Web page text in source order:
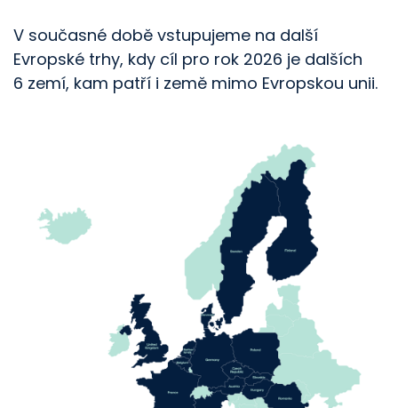
V současné době vstupujeme na další
Evropské trhy, kdy cíl pro rok 2026 je dalších
6 zemí, kam patří i země mimo Evropskou unii.